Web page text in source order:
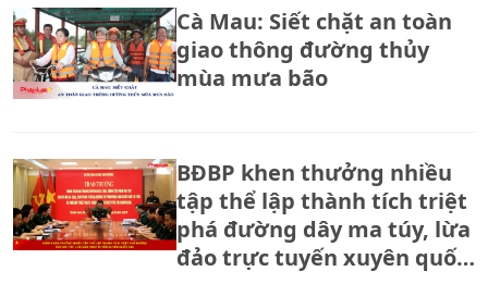
Cà Mau: Siết chặt an toàn
giao thông đường thủy
mùa mưa bão
BĐBP khen thưởng nhiều
tập thể lập thành tích triệt
phá đường dây ma túy, lừa
đảo trực tuyến xuyên quốc